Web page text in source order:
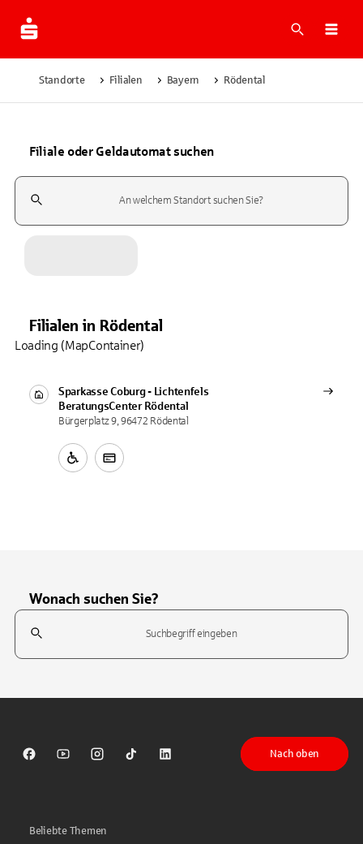
Suche
Standorte Filialen Bayern Rödental
Filiale oder Geldautomat suchen
Suchfeld
Filialen in Rödental
Sparkasse Coburg - Lichtenfels
BeratungsCenter Rödental
Bürgerplatz 9, 96472 Rödental
Loading (MapContainer)
Wonach suchen Sie?
Suchfeld
Sparkasse auf Facebook
Sparkasse auf Youtube
Sparkasse auf Instagram
Sparkasse auf TikTok
Sparkasse auf LinkedIn
Nach oben
Beliebte Themen